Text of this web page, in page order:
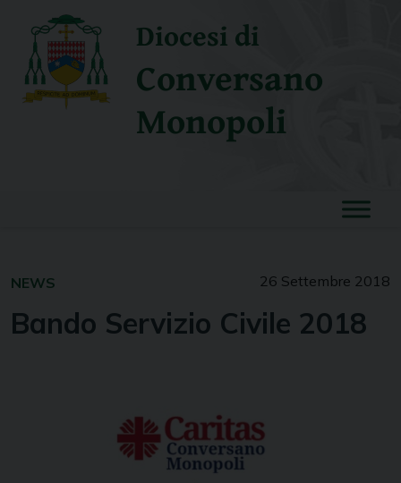
content
Diocesi di
Conversano
Monopoli
26 Settembre 2018
NEWS
Bando Servizio Civile 2018